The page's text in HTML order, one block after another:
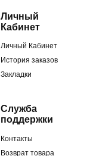
Личный
Кабинет
Личный Кабинет
История заказов
Закладки
Служба
поддержки
Контакты
Возврат товара